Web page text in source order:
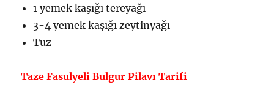
1 yemek kaşığı tereyağı
3-4 yemek kaşığı zeytinyağı
Tuz
Taze Fasulyeli Bulgur Pilavı Tarifi